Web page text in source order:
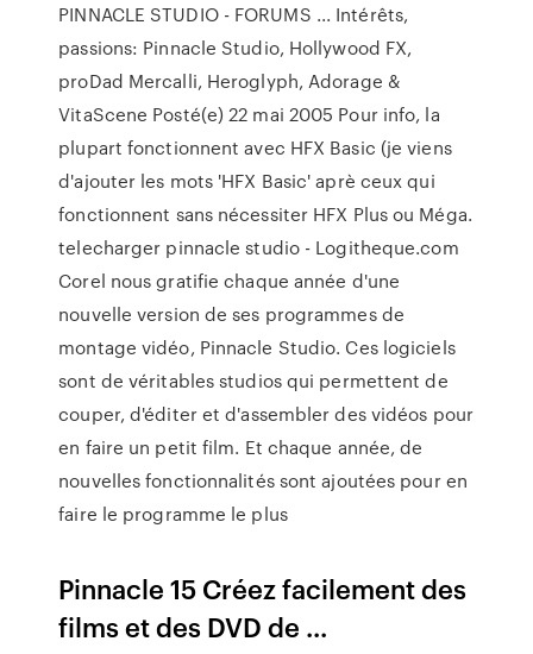
PINNACLE STUDIO - FORUMS ... Intérêts,
passions: Pinnacle Studio, Hollywood FX,
proDad Mercalli, Heroglyph, Adorage &
VitaScene Posté(e) 22 mai 2005 Pour info, la
plupart fonctionnent avec HFX Basic (je viens
d'ajouter les mots 'HFX Basic' aprè ceux qui
fonctionnent sans nécessiter HFX Plus ou Méga.
telecharger pinnacle studio - Logitheque.com
Corel nous gratifie chaque année d'une
nouvelle version de ses programmes de
montage vidéo, Pinnacle Studio. Ces logiciels
sont de véritables studios qui permettent de
couper, d'éditer et d'assembler des vidéos pour
en faire un petit film. Et chaque année, de
nouvelles fonctionnalités sont ajoutées pour en
faire le programme le plus
Pinnacle 15 Créez facilement des
films et des DVD de ...